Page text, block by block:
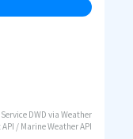
DWD via Weather
/ Marine Weather API